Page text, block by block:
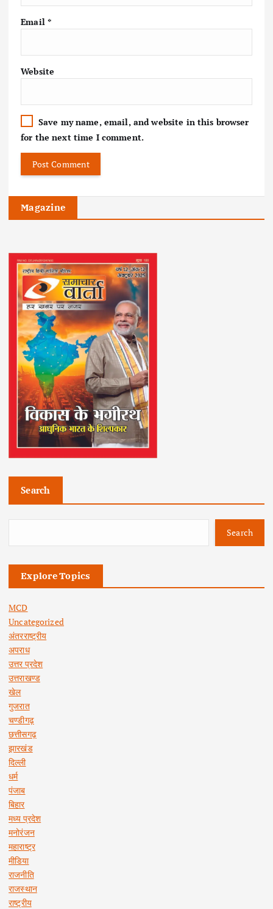
Email *
Website
Save my name, email, and website in this browser
for the next time I comment.
Magazine
Search
Search
Explore Topics
MCD
Uncategorized
अंतरराष्ट्रीय
अपराध
उत्तर प्रदेश
उत्तराखण्ड
खेल
गुजरात
चण्डीगढ़
छत्तीसगढ़
झारखंड
दिल्ली
धर्म
पंजाब
बिहार
मध्य प्रदेश
मनोरंजन
महाराष्ट्र
मीडिया
राजनीति
राजस्थान
राष्ट्रीय